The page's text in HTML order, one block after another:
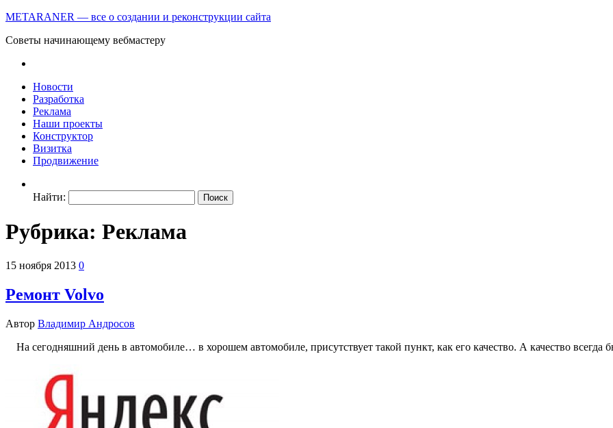
METARANER — все о создании и реконструкции сайта
Советы начинающему вебмастеру
Новости
Разработка
Реклама
Наши проекты
Конструктор
Визитка
Продвижение
Найти:
Рубрика: Реклама
15 ноября 2013 0
Ремонт Volvo
Автор Владимир Андросов
На сегодняшний день в автомобиле… в хорошем автомобиле, присутствует такой пункт, как его качество. А качество всегда